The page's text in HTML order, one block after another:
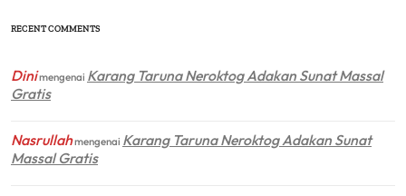
RECENT COMMENTS
Dinimengenai Karang Taruna Neroktog Adakan Sunat Massal
Gratis
Nasrullahmengenai Karang Taruna Neroktog Adakan Sunat
Massal Gratis